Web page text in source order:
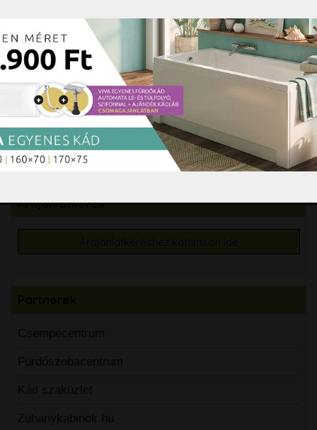
Hidromasszázs, Színterápia
Tisztító és ápolószerek
Burkolási segédanyagok
Csempe, padlólap, mozaik
Árajánlatkérés
Csempecentrum
Fürdőszobacentrum
Kád szaküzlet
Zuhanykabinok.hu